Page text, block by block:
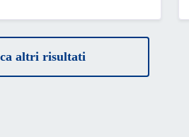
altri risultati